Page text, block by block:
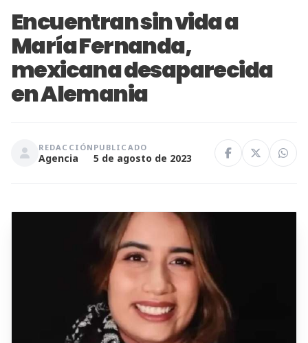
Encuentran sin vida a
María Fernanda,
mexicana desaparecida
en Alemania
REDACCIÓN
Agencia
PUBLICADO
5 de agosto de 2023